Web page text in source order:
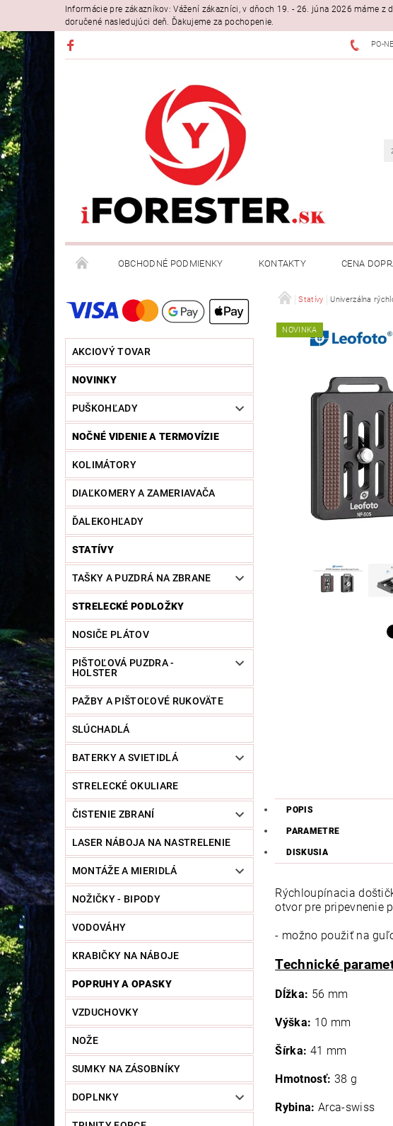
Informácie pre zákazníkov: Vážení zákazníci, v dňoch 19. - 26. júna 2026 máme
doručené nasledujúci deň. Ďakujeme za pochopenie.
PO-
OBCHODNÉ PODMIENKY KONTAKTY CENA
AKCIOVÝ TOVAR
NOVINKY
PUŠKOHĽADY
NOČNÉ VIDENIE A TERMOVÍZIE
KOLIMÁTORY
DIAĽKOMERY A ZAMERIAVAČA
ĎALEKOHĽADY
STATÍVY
TAŠKY A PUZDRÁ NA ZBRANE
STRELECKÉ PODLOŽKY
NOSIČE PLÁTOV
PIŠTOĽOVÁ PUZDRA -
HOLSTER
PAŽBY A PIŠTOĽOVÉ RUKOVÄTE
SLÚCHADLÁ
BATERKY A SVIETIDLÁ
STRELECKÉ OKULIARE
ČISTENIE ZBRANÍ
LASER NÁBOJA NA NASTRELENIE
MONTÁŽE A MIERIDLÁ
NOŽIČKY - BIPODY
VODOVÁHY
KRABIČKY NA NÁBOJE
POPRUHY A OPASKY
VZDUCHOVKY
NOŽE
SUMKY NA ZÁSOBNÍKY
DOPLNKY
Statívy Univerzálna
NOVINKA
POPIS
PARAMETRE
DISKUSIA
Rýchloupínacia
otvor pre pripevnenie
- možno použiť na
Technické
Dĺžka: 56 mm
Výška: 10 mm
Šírka: 41 mm
Hmotnosť: 38 g
Rybina: Arca-swiss